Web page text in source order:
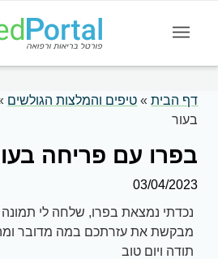
דף הבית» טיפים והמלצות הגולשים
בעור
בפרו עם פריחה
03/04/2023
נכדתי נמצאת בפרו, שלחה לי
מבקשת את עזרתכם במה מדובר
תודה ויום טוב